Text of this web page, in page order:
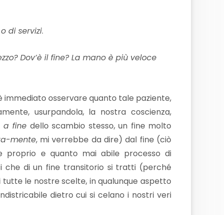
di servizi.
Dov’è il fine? La mano è più veloce
osservare quanto tale paziente,
usurpandola, la nostra coscienza,
a fine dello scambio stesso, un fine molto
mente, mi verrebbe da dire) dal fine (ciò
e quanto mai abile processo di
che di un fine transitorio si tratti (perché
tutte le nostre scelte, in qualunque aspetto
dietro cui si celano i nostri veri